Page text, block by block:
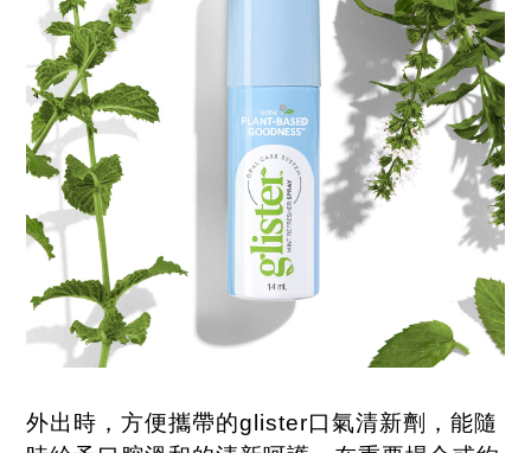
外出時，方便攜帶的glister口氣清新劑，能隨